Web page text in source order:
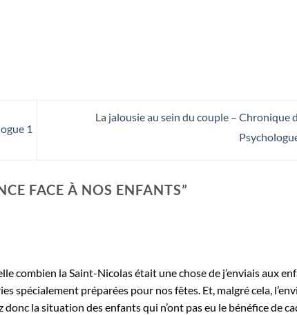
1
La jalousie au sein du couple – Chronique
FACE À NOS ENFANTS”
combien la Saint-Nicolas était une chose de j’enviais aux
spécialement préparées pour nos fêtes. Et, malgré cela,
la situation des enfants qui n’ont pas eu le bénéfice de